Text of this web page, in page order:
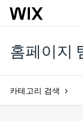
홈페이지
카테고리 검색